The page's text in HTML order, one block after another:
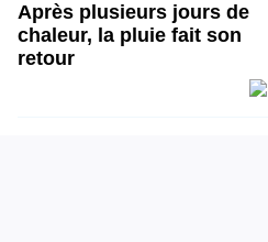
Après plusieurs jours de
chaleur, la pluie fait son
retour